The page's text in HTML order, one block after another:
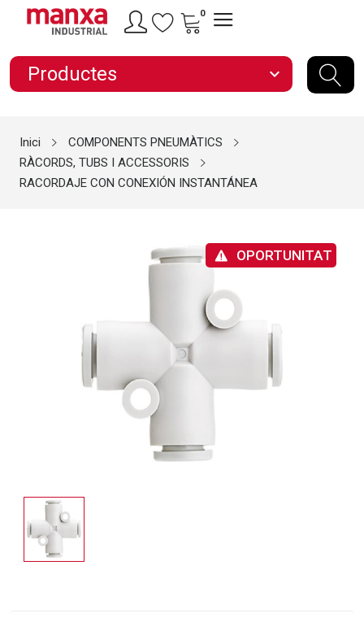
0
Productes expand_more
Inici
COMPONENTS PNEUMÀTICS
RÀCORDS, TUBS I ACCESSORIS
RACORDAJE CON CONEXIÓN INSTANTÁNEA
OPORTUNITAT